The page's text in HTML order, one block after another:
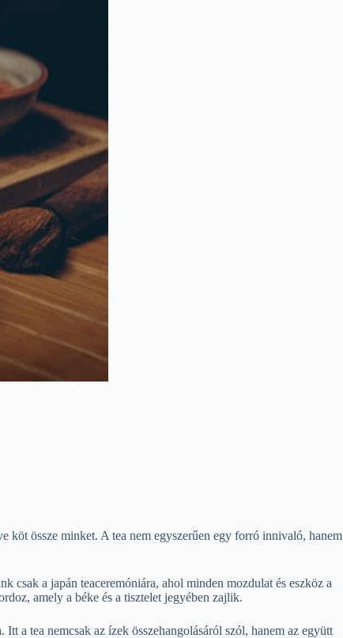
köt össze minket. A tea nem egyszerűen egy forró innivaló, hanem
csak a japán teaceremóniára, ahol minden mozdulat és eszköz a
amely a béke és a tisztelet jegyében zajlik.
a tea nemcsak az ízek összehangolásáról szól, hanem az együtt